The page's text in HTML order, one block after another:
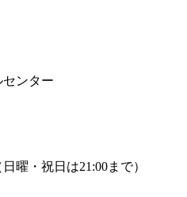
ンター
曜・祝日は21:00まで）